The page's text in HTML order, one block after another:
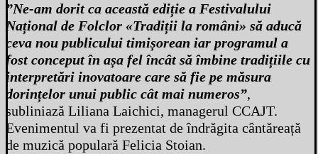
”Ne-am dorit ca această ediție a Festivalului
Național de Folclor «Tradiții la români» să aducă
ceva nou publicului timișorean iar programul a
fost conceput în așa fel încât să îmbine tradițiile cu
interpretări inovatoare care să fie pe măsura
dorințelor unui public cât mai numeros”,
subliniază Liliana Laichici, managerul CCAJT.
Evenimentul va fi prezentat de îndrăgita cântăreață
de muzică populară Felicia Stoian.